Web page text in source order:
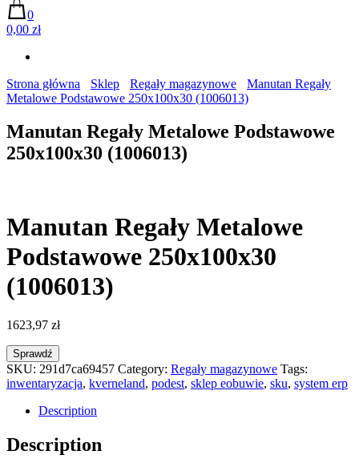
0
0,00 zł
Strona główna Sklep Regały magazynowe
Manutan Regały
Metalowe Podstawowe 250x100x30 (1006013)
Manutan Regały Metalowe Podstawowe
250x100x30 (1006013)
Manutan Regały Metalowe
Podstawowe 250x100x30
(1006013)
1623,97 zł
Sprawdź
SKU: 291d7ca69457 Category: Regały magazynowe Tags:
inwentaryzacja, kverneland, podest, sklep eobuwie, sku, system erp
Description
Description